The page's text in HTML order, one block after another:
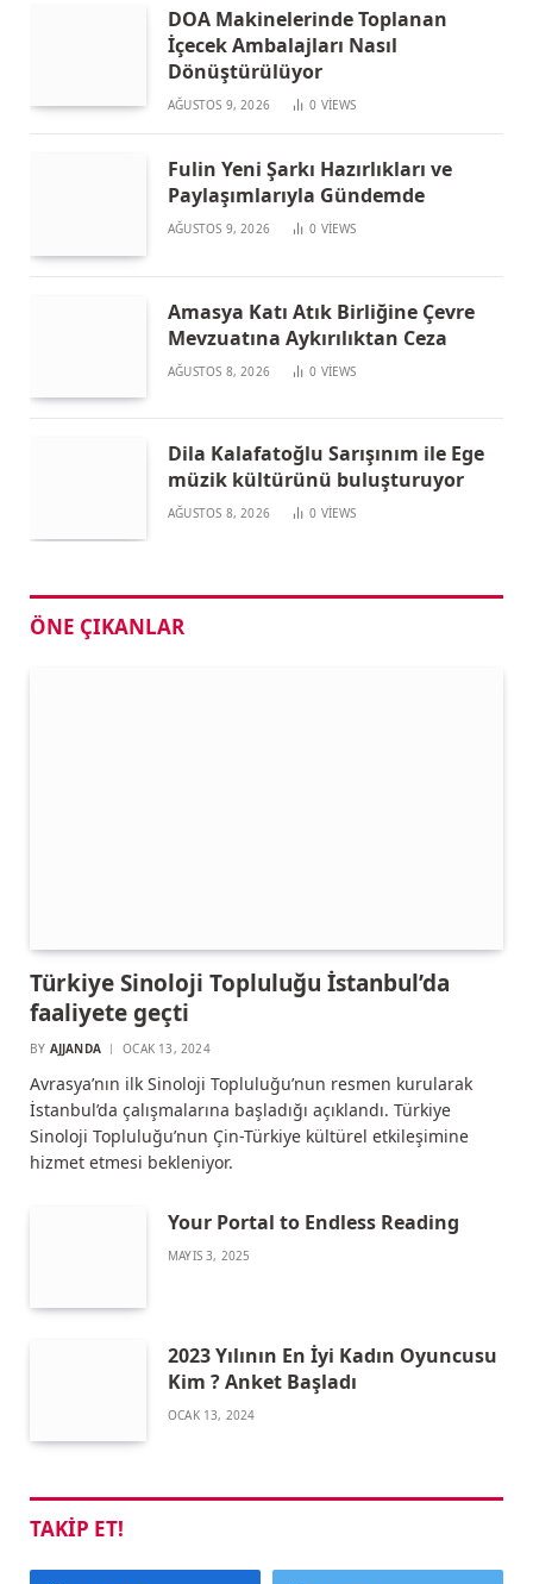
DOA Makinelerinde Toplanan
İçecek Ambalajları Nasıl
Dönüştürülüyor
AĞUSTOS 9, 2026 0 VIEWS
Fulin Yeni Şarkı Hazırlıkları ve
Paylaşımlarıyla Gündemde
AĞUSTOS 9, 2026 0 VIEWS
Amasya Katı Atık Birliğine Çevre
Mevzuatına Aykırılıktan Ceza
AĞUSTOS 8, 2026 0 VIEWS
Dila Kalafatoğlu Sarışınım ile Ege
müzik kültürünü buluşturuyor
AĞUSTOS 8, 2026 0 VIEWS
ÖNE ÇIKANLAR
Türkiye Sinoloji Topluluğu İstanbul’da
faaliyete geçti
BY AJJANDA OCAK 13, 2024
Avrasya’nın ilk Sinoloji Topluluğu’nun resmen kurularak
İstanbul’da çalışmalarına başladığı açıklandı. Türkiye
Sinoloji Topluluğu’nun Çin-Türkiye kültürel etkileşimine
hizmet etmesi bekleniyor.
Your Portal to Endless Reading
MAYIS 3, 2025
2023 Yılının En İyi Kadın Oyuncusu
Kim ? Anket Başladı
OCAK 13, 2024
TAKIP ET!